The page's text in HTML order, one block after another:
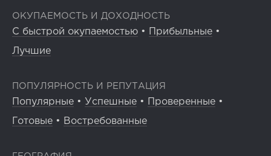
ОКУПАЕМОСТЬ И ДОХОДНОСТЬ
С быстрой окупаемостью • Прибыльные •
Лучшие
ПОПУЛЯРНОСТЬ И РЕПУТАЦИЯ
Популярные • Успешные • Проверенные •
Готовые • Востребованные